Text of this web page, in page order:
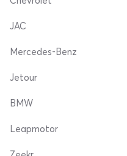
JAC
Mercedes-Benz
Jetour
BMW
Leapmotor